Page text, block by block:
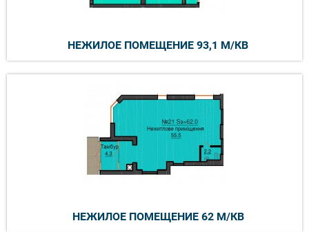
НЕЖИЛОЕ ПОМЕЩЕНИЕ 93,1 М/КВ
НЕЖИЛОЕ ПОМЕЩЕНИЕ 62 М/КВ